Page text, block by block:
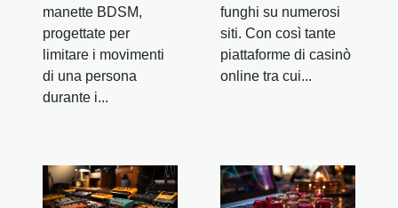
manette BDSM,
progettate per
limitare i movimenti
di una persona
durante i...
funghi su numerosi
siti. Con così tante
piattaforme di casinò
online tra cui...